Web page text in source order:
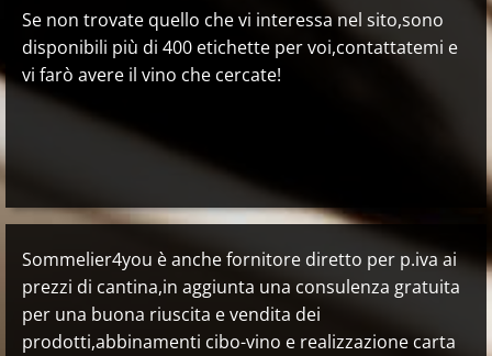
Se non trovate quello che vi interessa nel sito,sono
disponibili più di 400 etichette per voi,contattatemi e
vi farò avere il vino che cercate!
Sommelier4you è anche fornitore diretto per p.iva ai
prezzi di cantina,in aggiunta una consulenza gratuita
per una buona riuscita e vendita dei
prodotti,abbinamenti cibo-vino e realizzazione carta